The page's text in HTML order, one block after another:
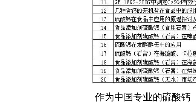
作为中国专业的硫酸钙